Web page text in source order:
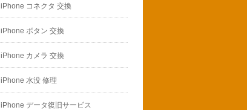
iPhone コネクタ 交換
iPhone ボタン 交換
iPhone カメラ 交換
iPhone 水没 修理
iPhone データ復旧サービス